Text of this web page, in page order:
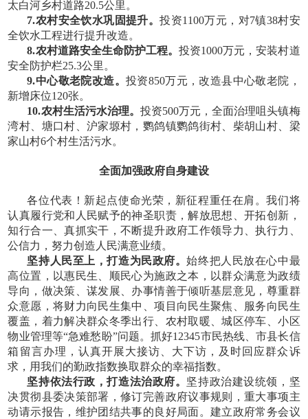
太白河乡村道路20.5公里。
7.农村安全饮水巩固提升。投资1100万元，对7镇38村安
全饮水工程进行提升改造。
8.农村道路安全生命防护工程。投资1000万元，安装村道
安全防护栏25.3公里。
9.中心敬老院改造。投资850万元，改造县中心敬老院，
新增床位120张。
10.农村生活污水治理。 投资500万元，全面治理咀头镇梅
湾村、塘口村、沪家塬村，鹦鸽镇鹦鸽街村、柴胡山村、梁
家山村6个村生活污水。
全面加强政府自身建设
各位代表！新起点使命光荣，新征程重任在肩。我们将
认真履行党和人民赋予的神圣职责，解放思想、开拓创新，
知行合一、真抓实干，不断提升政府工作领导力、执行力、
公信力，努力创造人民满意业绩。
坚持人民至上，打造为民政府。始终把人民放在心中最
高位置，以惠民生、顺民心为施政之本，以群众满意为政绩
导向， 做决策、谋发展、办事情善于倾听基层意见，尊重群
众意愿，将财力向民生集中、项目向民生聚焦、服务向民生
覆盖，着力解决群众冬季出行、农村取暖、城区停车、小区
物业管理等“急难愁盼”问题。抓好12345市民热线、市县长信
箱留言办理，认真开展大接访、大下访，及时回应群众诉
求，用我们的勤政指数换取群众的幸福指数。
坚持依法行政，打造法治政府。 坚持政治建设统领，坚
决贯彻县委决策部署，修订完善政府议事规则，重大事项主
动请示报告，维护团结共事的良好局面。建立政府常务会议